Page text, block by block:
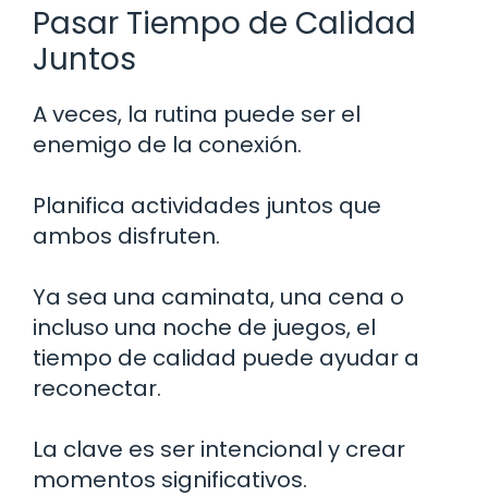
Pasar Tiempo de Calidad
Juntos
A veces, la rutina puede ser el
enemigo de la conexión.
Planifica actividades juntos que
ambos disfruten.
Ya sea una caminata, una cena o
incluso una noche de juegos, el
tiempo de calidad puede ayudar a
reconectar.
La clave es ser intencional y crear
momentos significativos.